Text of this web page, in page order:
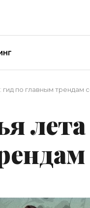
по главным трендам